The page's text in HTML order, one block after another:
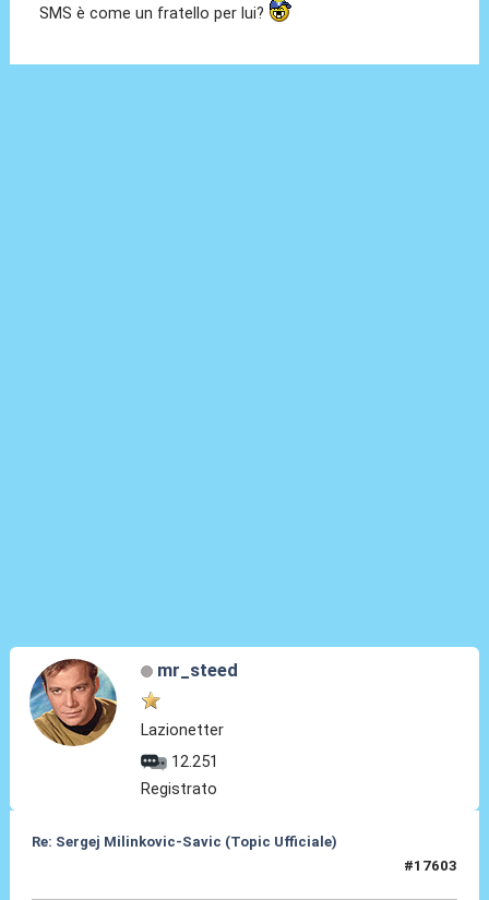
SMS è come un fratello per lui?
mr_steed
Lazionetter
12.251
Registrato
Re: Sergej Milinkovic-Savic (Topic Ufficiale)
#17603